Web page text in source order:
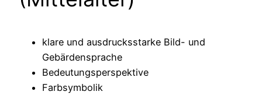
klare und ausdrucksstarke Bild- und
Gebärdensprache
Bedeutungsperspektive
Farbsymbolik